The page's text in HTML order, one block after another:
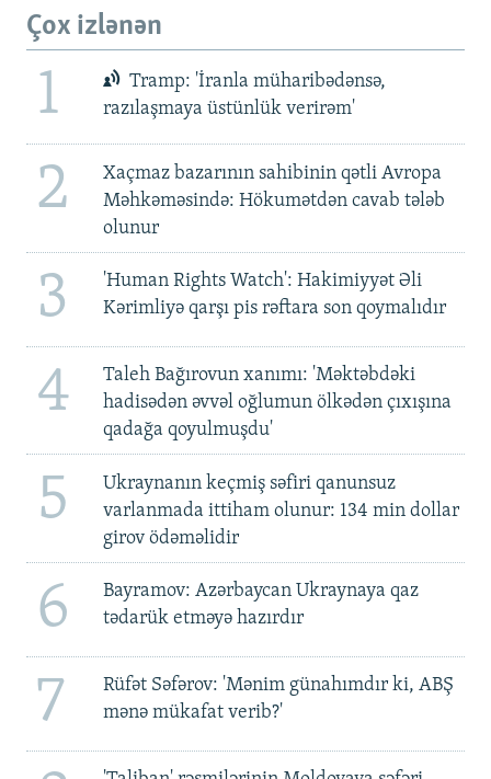
Çox izlənən
1
Tramp: 'İranla müharibədənsə,
razılaşmaya üstünlük verirəm'
2
Xaçmaz bazarının sahibinin qətli Avropa
Məhkəməsində: Hökumətdən cavab tələb
olunur
3
'Human Rights Watch': Hakimiyyət Əli
Kərimliyə qarşı pis rəftara son qoymalıdır
4
Taleh Bağırovun xanımı: 'Məktəbdəki
hadisədən əvvəl oğlumun ölkədən çıxışına
qadağa qoyulmuşdu'
5
Ukraynanın keçmiş səfiri qanunsuz
varlanmada ittiham olunur: 134 min dollar
girov ödəməlidir
6
Bayramov: Azərbaycan Ukraynaya qaz
tədarük etməyə hazırdır
7
Rüfət Səfərov: 'Mənim günahımdır ki, ABŞ
mənə mükafat verib?'